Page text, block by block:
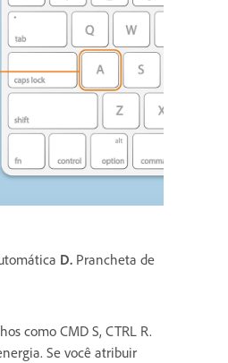
D. Prancheta de
como CMD S, CTRL R.
Se você atribuir